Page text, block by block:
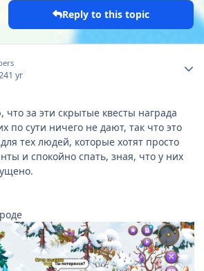
Reply to this topic
1 yr
что за эти скрытые квесты награда
по сути ничего не дают, так что это
тех людей, которые хотят просто
и спокойно спать, зная, что у них